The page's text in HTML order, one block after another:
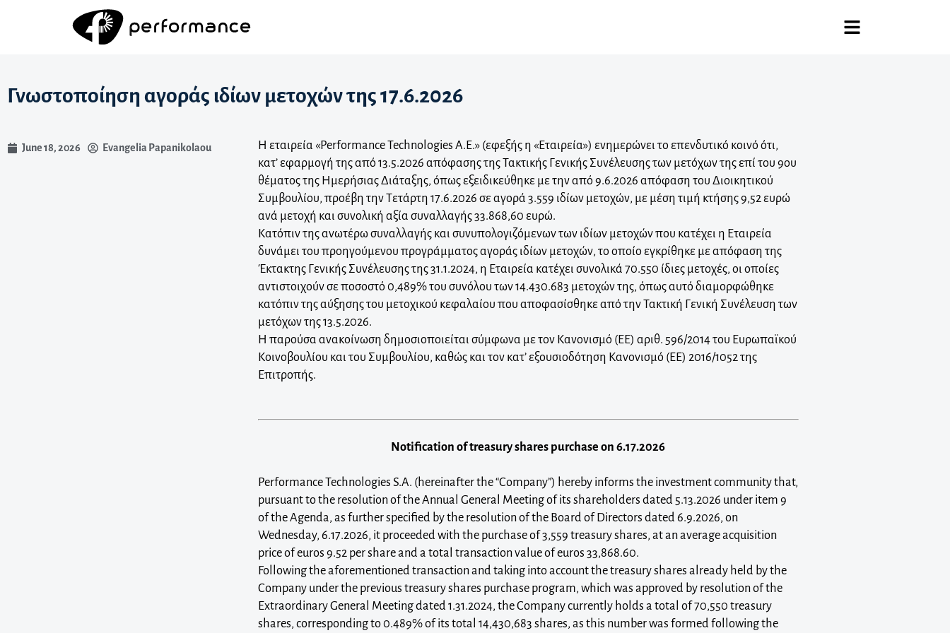
Γνωστοποίηση αγοράς ιδίων μετοχών της 17.6.2026
June 18, 2026 Evangelia Papanikolaou
Η εταιρεία «Performance Technologies A.E.» (εφεξής η «Εταιρεία») ενημερώνει το επενδυτικό κοινό ότι,
κατ’ εφαρμογή της από 13.5.2026 απόφασης της Τακτικής Γενικής Συνέλευσης των μετόχων της επί του 9ου
θέματος της Ημερήσιας Διάταξης, όπως εξειδικεύθηκε με την από 9.6.2026 απόφαση του Διοικητικού
Συμβουλίου, προέβη την Τετάρτη 17.6.2026 σε αγορά 3.559 ιδίων μετοχών, με μέση τιμή κτήσης 9,52 ευρώ
ανά μετοχή και συνολική αξία συναλλαγής 33.868,60 ευρώ.
Κατόπιν της ανωτέρω συναλλαγής και συνυπολογιζόμενων των ιδίων μετοχών που κατέχει η Εταιρεία
δυνάμει του προηγούμενου προγράμματος αγοράς ιδίων μετοχών, το οποίο εγκρίθηκε με απόφαση της
Έκτακτης Γενικής Συνέλευσης της 31.1.2024, η Εταιρεία κατέχει συνολικά 70.550 ίδιες μετοχές, οι οποίες
αντιστοιχούν σε ποσοστό 0,489% του συνόλου των 14.430.683 μετοχών της, όπως αυτό διαμορφώθηκε
κατόπιν της αύξησης του μετοχικού κεφαλαίου που αποφασίσθηκε από την Τακτική Γενική Συνέλευση των
μετόχων της 13.5.2026.
Η παρούσα ανακοίνωση δημοσιοποιείται σύμφωνα με τον Κανονισμό (ΕΕ) αριθ. 596/2014 του Ευρωπαϊκού
Κοινοβουλίου και του Συμβουλίου, καθώς και τον κατ’ εξουσιοδότηση Κανονισμό (ΕΕ) 2016/1052 της
Επιτροπής.
Notification of treasury shares purchase on 6.17.2026
Performance Technologies S.A. (hereinafter the “Company”) hereby informs the investment community that,
pursuant to the resolution of the Annual General Meeting of its shareholders dated 5.13.2026 under item 9
of the Agenda, as further specified by the resolution of the Board of Directors dated 6.9.2026, on
Wednesday, 6.17.2026, it proceeded with the purchase of 3,559 treasury shares, at an average acquisition
price of euros 9.52 per share and a total transaction value of euros 33,868.60.
Following the aforementioned transaction and taking into account the treasury shares already held by the
Company under the previous treasury shares purchase program, which was approved by resolution of the
Extraordinary General Meeting dated 1.31.2024, the Company currently holds a total of 70,550 treasury
shares, corresponding to 0.489% of its total 14,430,683 shares, as this number was formed following the